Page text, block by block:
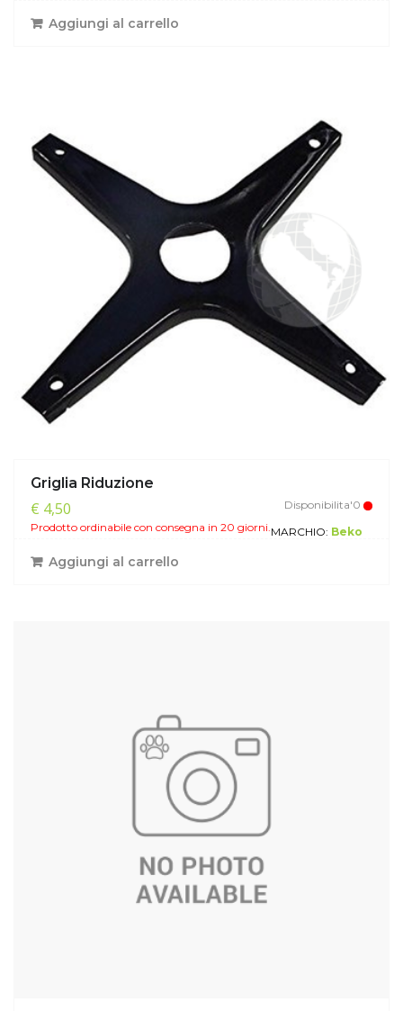
Aggiungi al carrello
Griglia Riduzione
€ 4,50
Disponibilita'0
Prodotto ordinabile con consegna in 20 giorni.MARCHIO: Beko
Aggiungi al carrello